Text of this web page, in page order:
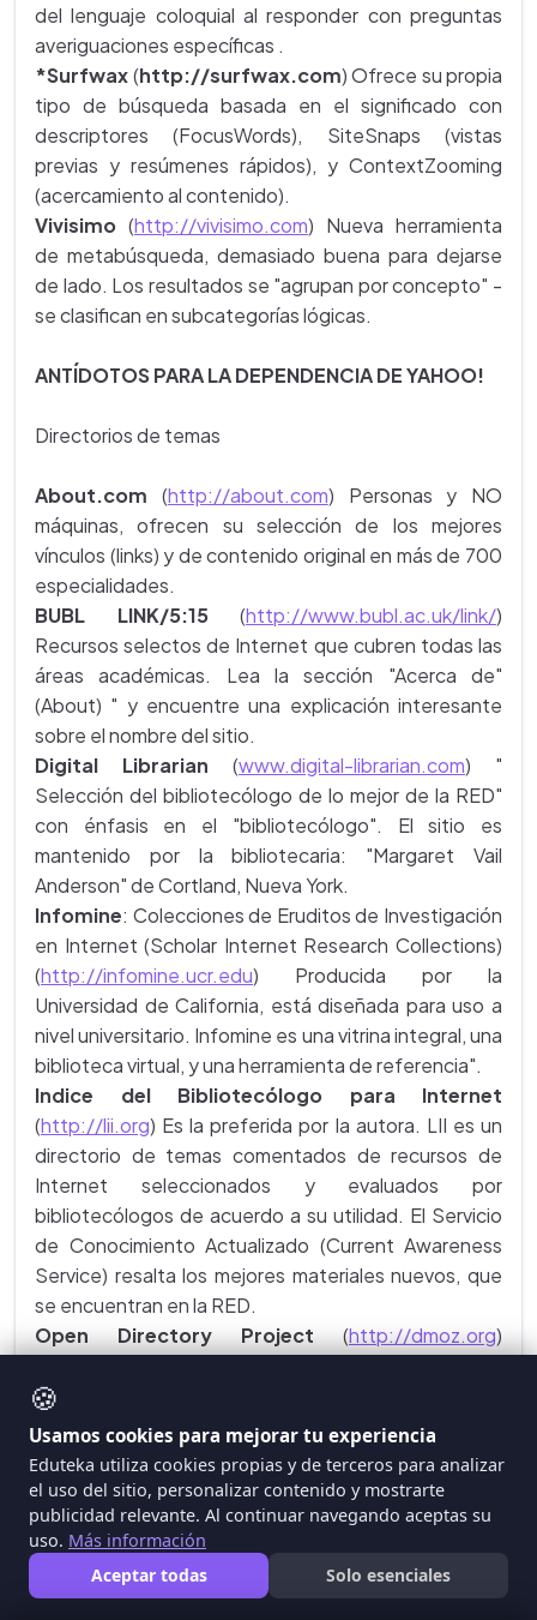
del lenguaje coloquial al responder con preguntas
averiguaciones específicas .
*Surfwax(http://surfwax.com) Ofrece su propia
tipo de búsqueda basada en el significado con
descriptores (FocusWords), SiteSnaps (vistas
previas y resúmenes rápidos), y ContextZooming
(acercamiento al contenido).
Vivisimo (http://vivisimo.com) Nueva herramienta
de metabúsqueda, demasiado buena para dejarse
de lado. Los resultados se "agrupan por concepto" -
se clasifican en subcategorías lógicas.
ANTÍDOTOS PARA LA DEPENDENCIA DE YAHOO!
Directorios de temas
About.com (http://about.com) Personas y NO
máquinas, ofrecen su selección de los mejores
vínculos (links) y de contenido original en más de 700
especialidades.
BUBL LINK/5:15(http://www.bubl.ac.uk/link/)
Recursos selectos de Internet que cubren todas las
áreas académicas. Lea la sección "Acerca de"
(About) " y encuentre una explicación interesante
sobre el nombre del sitio.
Digital Librarian (www.digital-librarian.com) "
Selección del bibliotecólogo de lo mejor de la RED"
con énfasis en el "bibliotecólogo". El sitio es
mantenido por la bibliotecaria: "Margaret Vail
Anderson" de Cortland, Nueva York.
Infomine: Colecciones de Eruditos de Investigación
en Internet (Scholar Internet Research Collections)
(http://infomine.ucr.edu) Producida por la
Universidad de California, está diseñada para uso a
nivel universitario. Infomine es una vitrina integral, una
biblioteca virtual, y una herramienta de referencia".
Indice del Bibliotecólogo para Internet
(http://lii.org) Es la preferida por la autora. LII es un
directorio de temas comentados de recursos de
Internet seleccionados y evaluados por
bibliotecólogos de acuerdo a su utilidad. El Servicio
de Conocimiento Actualizado (Current Awareness
Service) resalta los mejores materiales nuevos, que
se encuentran en la RED.
Open Directory Project (http://dmoz.org)
de editores voluntarios". El "Proyecto es una
colaboración entre Lycos, Mozilla.org, y HotBot para
construir la taxonomía más completa del contenido
de la RED."
Searchedu.com( www.searchedu.com) Busca
únicamente sitios universitarios y de educación, y los
clasifica por orden de popularidad.
StartSpot(http://startspot.com) Esta RED de
🍪
Usamos cookies para mejorar tu experiencia
Eduteka utiliza cookies propias y de terceros para analizar
el uso del sitio, personalizar contenido y mostrarte
publicidad relevante. Al continuar navegando aceptas su
uso. Más información
Aceptar todas
Solo esenciales